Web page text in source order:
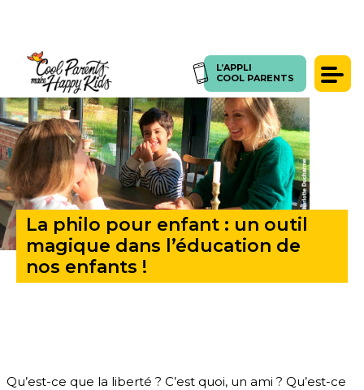
L’APPLI
COOL PARENTS
Témoignages
Presse
Articles
Coachings
SE CONNECTER FORUM
L’APPLI
COOL PARENTS
ACCUEIL >LA PHILO POUR ENFANT : UN OUTIL MAGIQUE DANS L’ÉDUCATION DE NOS
ENFANTS !
La philo pour enfant : un outil
magique dans l’éducation de
nos enfants !
Qu’est-ce que la liberté ? C’est quoi, un ami ? Qu’est-ce